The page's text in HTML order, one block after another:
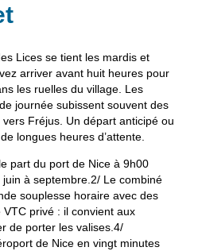
Lices se tient les mardis et
arriver avant huit heures pour
les ruelles du village. Les
journée subissent souvent des
Fréjus. Un départ anticipé ou
longues heures d’attente.
part du port de Nice à 9h00
à septembre.2/ Le combiné
souplesse horaire avec des
VTC privé: il convient aux
de porter les valises.4/
de Nice en vingt minutes